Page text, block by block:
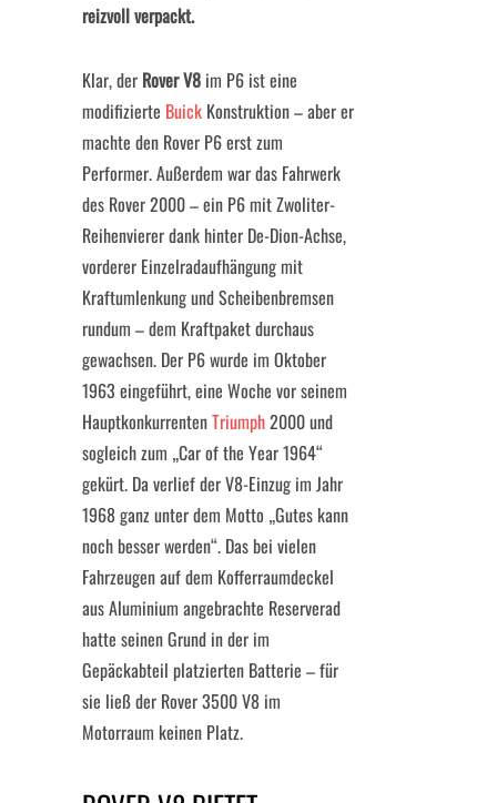
reizvoll verpackt.
Klar, der Rover V8 im P6 ist eine
modifizierte Buick Konstruktion – aber er
machte den Rover P6 erst zum
Performer. Außerdem war das Fahrwerk
des Rover 2000 – ein P6 mit Zwoliter-
Reihenvierer dank hinter De-Dion-Achse,
vorderer Einzelradaufhängung mit
Kraftumlenkung und Scheibenbremsen
rundum – dem Kraftpaket durchaus
gewachsen. Der P6 wurde im Oktober
1963 eingeführt, eine Woche vor seinem
HauptkonkurrentenTriumph2000 und
sogleich zum „Car of the Year 1964“
gekürt. Da verlief der V8-Einzug im Jahr
1968 ganz unter dem Motto „Gutes kann
noch besser werden“. Das bei vielen
Fahrzeugen auf dem Kofferraumdeckel
aus Aluminium angebrachte Reserverad
hatte seinen Grund in der im
Gepäckabteil platzierten Batterie – für
sie ließ der Rover 3500 V8 im
Motorraum keinen Platz.